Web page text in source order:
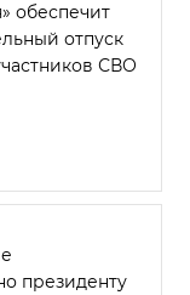
обеспечит
отпуск
СВО
президенту